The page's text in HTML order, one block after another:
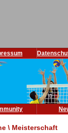
\ Meisterschaft